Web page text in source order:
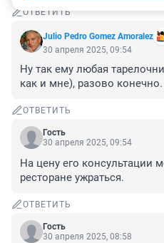
ОТВЕТИТЬ
Julio Pedro Gomez Amoralez
30 апреля 2025, 09:54
Ну так ему любая
как и мне), разово конечно.
ОТВЕТИТЬ
Гость
30 апреля 2025, 09:54
На цену его консультации
ресторане ужраться.
ОТВЕТИТЬ
Гость
30 апреля 2025, 08:58